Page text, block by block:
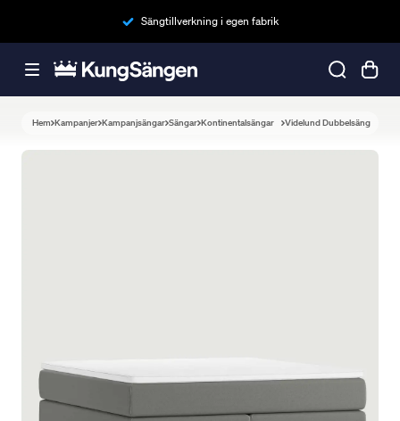
Sängtillverkning i egen fabrik
Hem Kampanjer Kampanjsängar Sängar Kontinentalsängar Videlund Dubbelsäng